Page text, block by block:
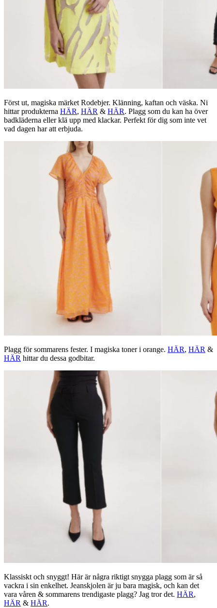
Först ut, magiska märket Rodebjer. Klänning, kaftan och väska. Ni
hittar produkterna HÄR, HÄR & HÄR. Plagg som du kan ha över
badkläderna eller klä upp med klackar. Perfekt för dig som inte vet
vad dagen har att erbjuda.
Plagg för sommarens fester. I magiska toner i orange. HÄR, HÄR &
HÄR hittar du dessa godbitar.
Klassiskt och snyggt! Här är några riktigt snygga plagg som är så
vackra i sin enkelhet. Jeanskjolen är ju bara magisk, och kan det
vara våren & sommarens trendigaste plagg? Jag tror det. HÄR,
HÄR & HÄR.